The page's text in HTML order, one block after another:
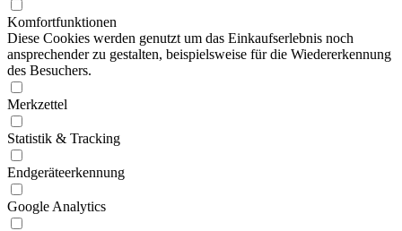
Komfortfunktionen
Diese Cookies werden genutzt um das Einkaufserlebnis noch
ansprechender zu gestalten, beispielsweise für die Wiedererkennung
des Besuchers.
Merkzettel
Statistik & Tracking
Endgeräteerkennung
Google Analytics